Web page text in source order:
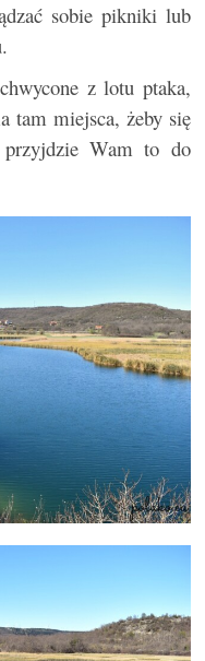
sobie pikniki lub
z lotu ptaka,
tam miejsca, żeby się
Wam to do